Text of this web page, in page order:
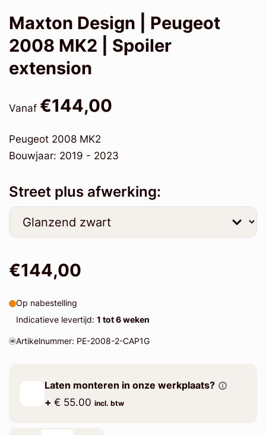
Maxton Design | Peugeot
2008 MK2 | Spoiler
extension
Vanaf €144,00
Peugeot 2008 MK2
Bouwjaar: 2019 - 2023
Street plus afwerking:
€144,00
Op nabestelling
Indicatieve levertijd: 1 tot 6 weken
Artikelnummer: PE-2008-2-CAP1G
Laten monteren in onze werkplaats?
+ € 55.00 incl. btw